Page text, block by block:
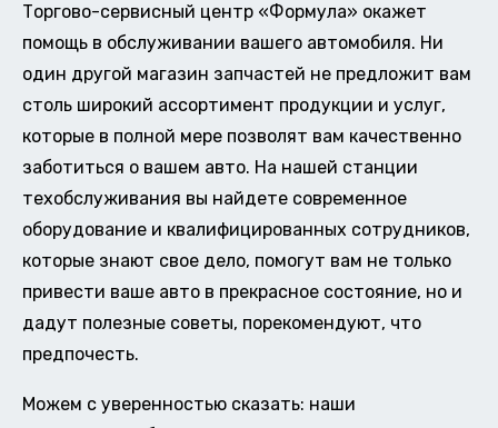
Торгово-сервисный центр «Формула» окажет
помощь в обслуживании вашего автомобиля. Ни
один другой магазин запчастей не предложит вам
столь широкий ассортимент продукции и услуг,
которые в полной мере позволят вам качественно
заботиться о вашем авто. На нашей станции
техобслуживания вы найдете современное
оборудование и квалифицированных сотрудников,
которые знают свое дело, помогут вам не только
привести ваше авто в прекрасное состояние, но и
дадут полезные советы, порекомендуют, что
предпочесть.
Можем с уверенностью сказать: наши